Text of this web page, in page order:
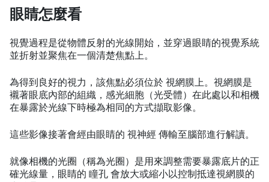
眼睛怎麼看
視覺過程是從物體反射的光線開始，並穿過眼睛的視覺系統
並折射並聚焦在一個清楚焦點上。
為得到良好的視力，該焦點必須位於 視網膜上。視網膜是
襯著眼底內部的組織，感光細胞（光受體）在此處以和相機
在暴露於光線下時極為相同的方式擷取影像。
這些影像接著會經由眼睛的 視神經 傳輸至腦部進行解讀。
就像相機的光圈（稱為光圈）是用來調整需要暴露底片的正
確光線量，眼睛的 瞳孔 會放大或縮小以控制抵達視網膜的